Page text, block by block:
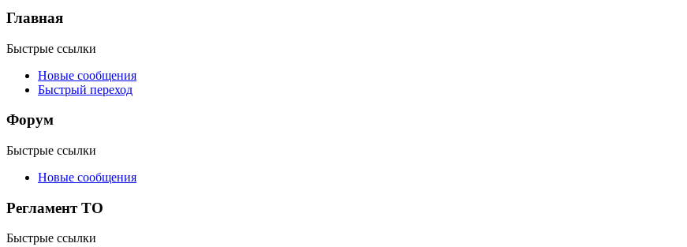
Главная
Быстрые ссылки
Новые сообщения
Быстрый переход
Форум
Быстрые ссылки
Новые сообщения
Регламент ТО
Быстрые ссылки